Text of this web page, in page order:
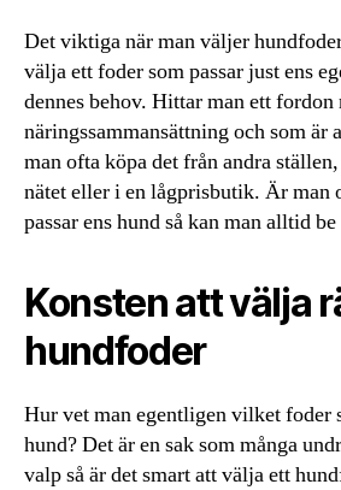
Det viktiga när man väljer
välja ett foder som passar just ens
dennes behov. Hittar man ett fordon
näringssammansättning och som är
man ofta köpa det från andra
nätet eller i en lågprisbutik. Är man
passar ens hund så kan man alltid
Konsten att välja
hundfoder
Hur vet man egentligen vilket foder
hund? Det är en sak som många
valp så är det smart att välja ett